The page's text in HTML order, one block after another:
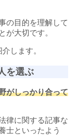
の目的を理解して
が大切です。
します。
を選ぶ
がしっかり合って
律に関する記事な
士といったよう